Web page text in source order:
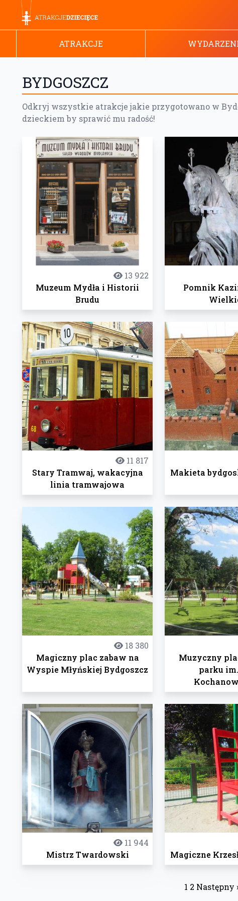
ATRAKCJE
BYDGOSZCZ
Odkryj wszystkie atrakcje jakie przygotowano w
dzieckiem by sprawić mu radość!
13 922
Muzeum Mydła i Historii
Brudu
Pomnik
11 817
Stary Tramwaj, wakacyjna
linia tramwajowa
Makieta
18 380
Magiczny plac zabaw na
Wyspie Młyńskiej Bydgoszcz
Muzyczny
parku
11 944
Mistrz Twardowski
Magiczne
1 2 Następny ›